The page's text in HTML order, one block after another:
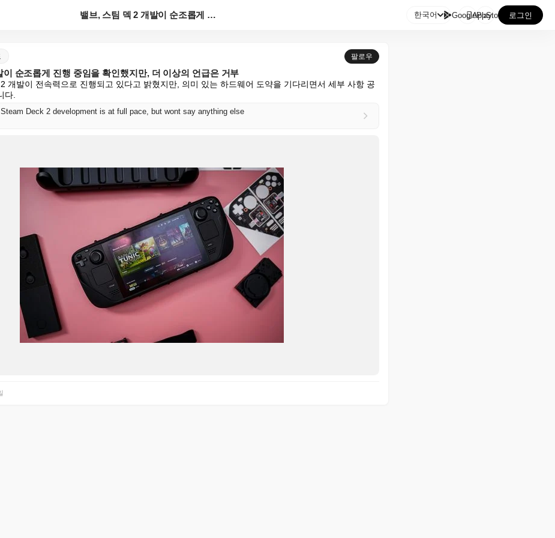
밸브, 스팀 덱 2 개발이 순조롭게 진행 중임을 확인했... 한국어 GooglePlay
AppStore 로그인
팔로우
이 순조롭게 진행 중임을 확인했지만, 더 이상의 언급은 거부
개발이 전속력으로 진행되고 있다고 밝혔지만, 의미 있는 하드웨어 도약을 기다리면서 세부 사항 공
다.
Deck 2 development is at full pace, but wont say anything else